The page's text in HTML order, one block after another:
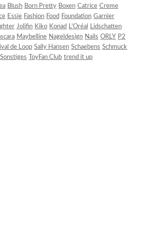
Blush Born Pretty Boxen Catrice Creme
Essie Fashion Food Foundation Garnier
Jolifin Kiko Konad L'Oréal
Lidschatten
Maybelline Nageldesign Nails ORLY P2
de Loop Sally Hansen Schaebens Schmuck
Sonstiges ToyFan Club trend it up